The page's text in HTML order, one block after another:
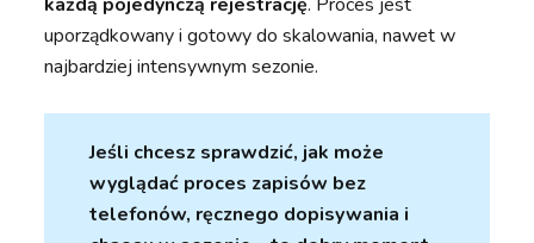
uporządkowany i gotowy do skalowania, nawet w
najbardziej intensywnym sezonie.
Jeśli chcesz sprawdzić, jak może
wyglądać proces zapisów bez
telefonów, ręcznego dopisywania i